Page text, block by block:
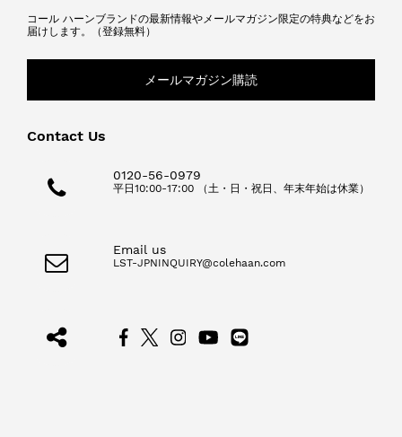
コール ハーンブランドの最新情報やメールマガジン限定の特典などをお
届けします。（登録無料）
メールマガジン購読
Contact Us
0120-56-0979
平日10:00-17:00 （土・日・祝日、年末年始は休業）
Email us
LST-JPNINQUIRY@colehaan.com